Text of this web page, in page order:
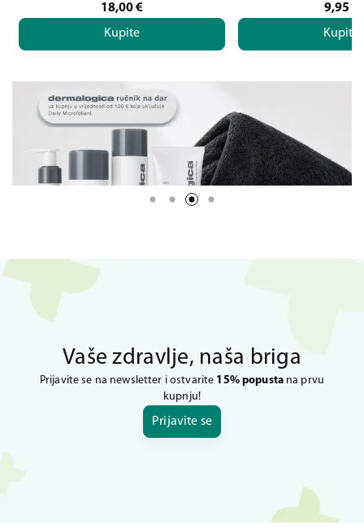
18,00€
Kupite
9,95
Kupite
Vaše zdravlje, naša briga
Prijavite se na newsletter i ostvarite 15% popustana prvu
kupnju!
Prijavite se